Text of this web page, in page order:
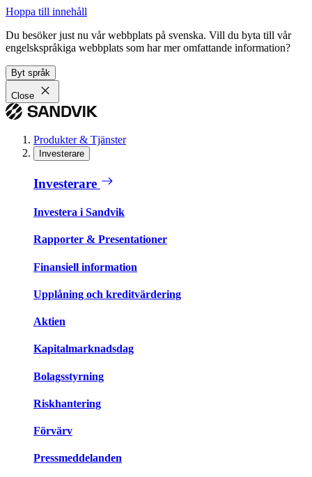
Hoppa till innehåll
Du besöker just nu vår webbplats på svenska. Vill du byta till vår
engelskspråkiga webbplats som har mer omfattande information?
Byt språk
Close
Produkter & Tjänster
Investerare
Investerare
Investera i Sandvik
Rapporter & Presentationer
Finansiell information
Upplåning och kreditvärdering
Aktien
Kapitalmarknadsdag
Bolagsstyrning
Riskhantering
Förvärv
Pressmeddelanden